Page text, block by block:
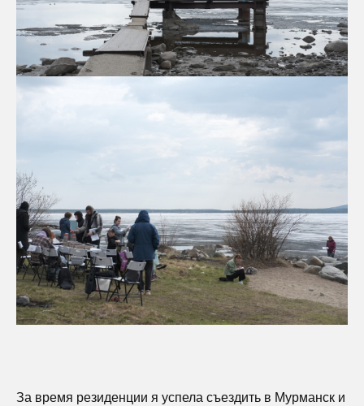
За время резиденции я успела съездить в Мурманск и